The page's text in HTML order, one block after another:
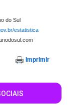
do Sul
estatistica
Imprimir